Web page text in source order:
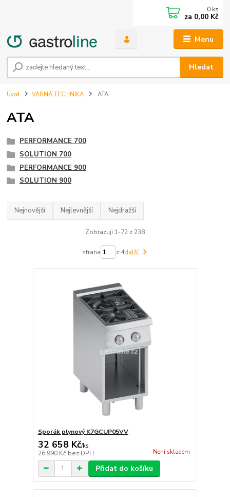
Menu
Hledat
0 ks
za 0,00 Kč
Úvod VARNÁ TECHNIKA ATA
ATA
PERFORMANCE 700
SOLUTION 700
PERFORMANCE 900
SOLUTION 900
Nejnovější Nejlevnější Nejdražší
Zobrazuji 1-72 z 238
strana z 4další
Sporák plynový K7GCUP05VV
32 658 Kč/ks
26 990 Kč bez DPH Není skladem
Přidat do košíku